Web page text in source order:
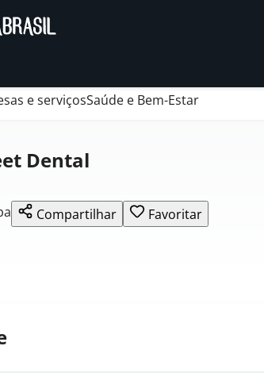
e serviçosSaúde e Bem-Estar
Dental
Compartilhar Favoritar